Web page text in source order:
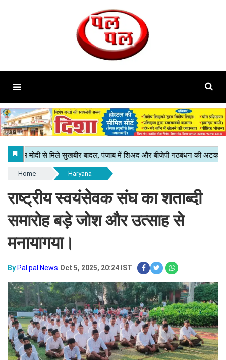
Home Haryana
राष्ट्रीय स्वयंसेवक संघ का शताब्दी
समारोह बड़े जोश और उत्साह से
मनायागया।
By Pal pal News Oct 5, 2025, 20:24 IST